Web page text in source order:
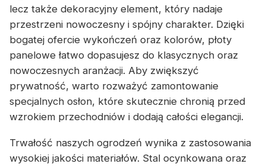
lecz także dekoracyjny element, który nadaje
przestrzeni nowoczesny i spójny charakter. Dzięki
bogatej ofercie wykończeń oraz kolorów, płoty
panelowe łatwo dopasujesz do klasycznych oraz
nowoczesnych aranżacji. Aby zwiększyć
prywatność, warto rozważyć zamontowanie
specjalnych osłon, które skutecznie chronią przed
wzrokiem przechodniów i dodają całości elegancji.
Trwałość naszych ogrodzeń wynika z zastosowania
wysokiej jakości materiałów. Stal ocynkowana oraz